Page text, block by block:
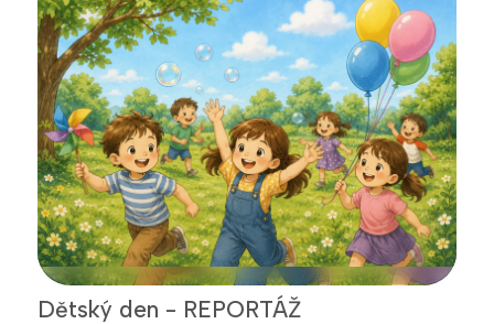
Dětský den - REPORTÁŽ